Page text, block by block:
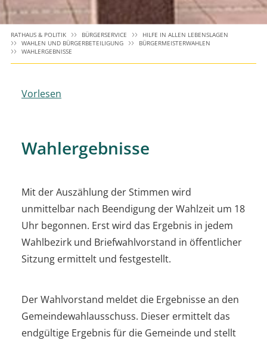
RATHAUS & POLITIK BÜRGERSERVICE
HILFE IN ALLEN LEBENSLAGEN
WAHLEN UND BÜRGERBETEILIGUNG
BÜRGERMEISTERWAHLEN
WAHLERGEBNISSE
Vorlesen
Wahlergebnisse
Mit der Auszählung der Stimmen wird
unmittelbar nach Beendigung der Wahlzeit um 18
Uhr begonnen. Erst wird das Ergebnis in jedem
Wahlbezirk und Briefwahlvorstand in öffentlicher
Sitzung ermittelt und festgestellt.
Der Wahlvorstand meldet die Ergebnisse an den
Gemeindewahlausschuss. Dieser ermittelt das
endgültige Ergebnis für die Gemeinde und stellt